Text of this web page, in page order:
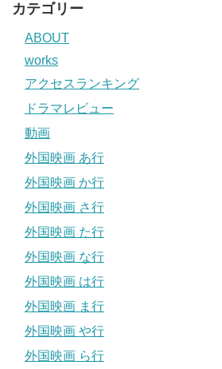
カテゴリー
ABOUT
works
アクセスランキング
ドラマレビュー
動画
外国映画 あ行
外国映画 か行
外国映画 さ行
外国映画 た行
外国映画 な行
外国映画 は行
外国映画 ま行
外国映画 や行
外国映画 ら行